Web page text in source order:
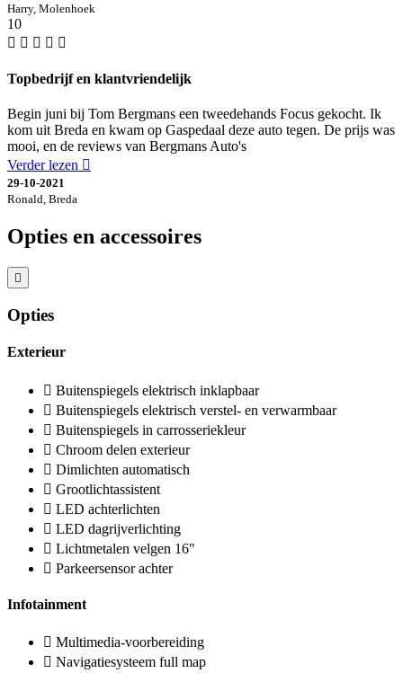
Harry, Molenhoek
10
Topbedrijf en klantvriendelijk
Begin juni bij Tom Bergmans een tweedehands Focus gekocht. Ik
kom uit Breda en kwam op Gaspedaal deze auto tegen. De prijs was
mooi, en de reviews van Bergmans Auto's
Verder lezen
29-10-2021
Ronald, Breda
Opties en accessoires
Opties
Exterieur
Buitenspiegels elektrisch inklapbaar
Buitenspiegels elektrisch verstel- en verwarmbaar
Buitenspiegels in carrosseriekleur
Chroom delen exterieur
Dimlichten automatisch
Grootlichtassistent
LED achterlichten
LED dagrijverlichting
Lichtmetalen velgen 16"
Parkeersensor achter
Infotainment
Multimedia-voorbereiding
Navigatiesysteem full map